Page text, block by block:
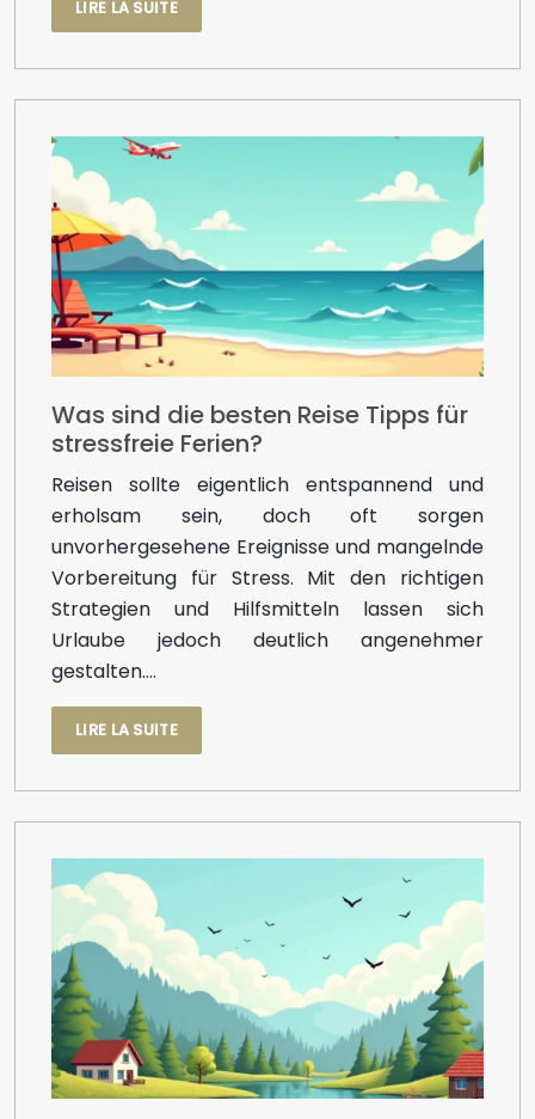
LIRE LA SUITE
Was sind die besten Reise Tipps für
stressfreie Ferien?
Reisen sollte eigentlich entspannend und
erholsam sein, doch oft sorgen
unvorhergesehene Ereignisse und mangelnde
Vorbereitung für Stress. Mit den richtigen
Strategien und Hilfsmitteln lassen sich
Urlaube jedoch deutlich angenehmer
gestalten….
LIRE LA SUITE